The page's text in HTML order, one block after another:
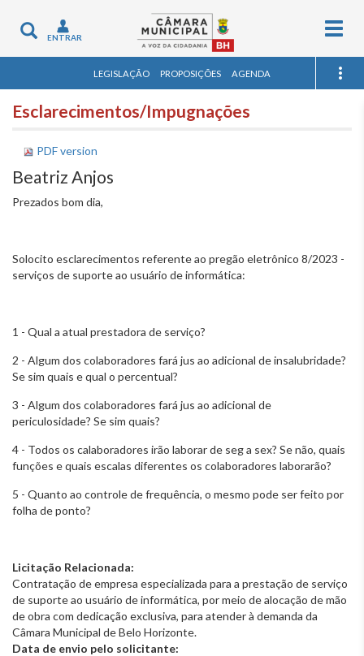
Toggle
navigation
ENTRAR
LEGISLAÇÃO PROPOSIÇÕES AGENDA
Esclarecimentos/Impugnações
PDF version
Beatriz Anjos
Prezados bom dia,
Solocito esclarecimentos referente ao pregão eletrônico 8/2023 -
serviços de suporte ao usuário de informática:
1 - Qual a atual prestadora de serviço?
2 - Algum dos colaboradores fará jus ao adicional de insalubridade?
Se sim quais e qual o percentual?
3 - Algum dos colaboradores fará jus ao adicional de
periculosidade? Se sim quais?
4 - Todos os calaboradores irão laborar de seg a sex? Se não, quais
funções e quais escalas diferentes os colaboradores laborarão?
5 - Quanto ao controle de frequência, o mesmo pode ser feito por
folha de ponto?
Licitação Relacionada:
Contratação de empresa especializada para a prestação de serviço
de suporte ao usuário de informática, por meio de alocação de mão
de obra com dedicação exclusiva, para atender à demanda da
Câmara Municipal de Belo Horizonte.
Data de envio pelo solicitante: